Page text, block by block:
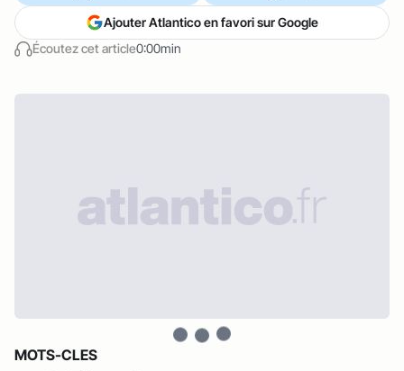
Écoutez cet article0:00min
Ajouter Atlantico en favori sur Google
MOTS-CLES